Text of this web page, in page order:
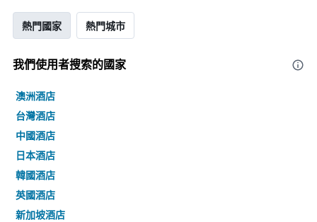
熱門國家 熱門城市
我們使用者搜索的國家
澳洲酒店
台灣酒店
中國酒店
日本酒店
韓國酒店
英國酒店
新加坡酒店